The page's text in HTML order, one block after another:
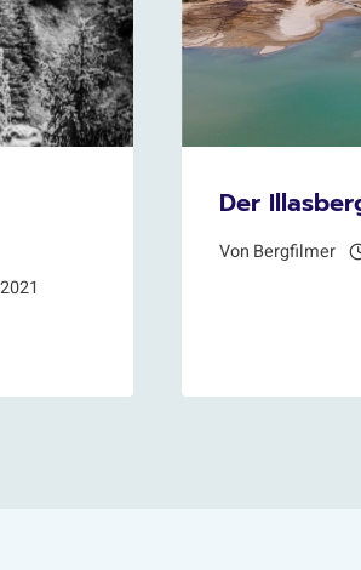
Der
Von Bergfilmer